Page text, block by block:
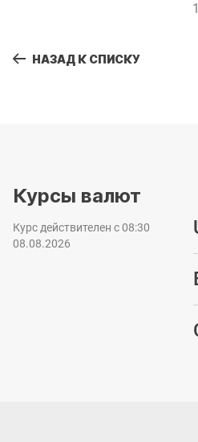
НАЗАД К СПИСКУ
Курсы валют
Курс действителен с 08:30
08.08.2026